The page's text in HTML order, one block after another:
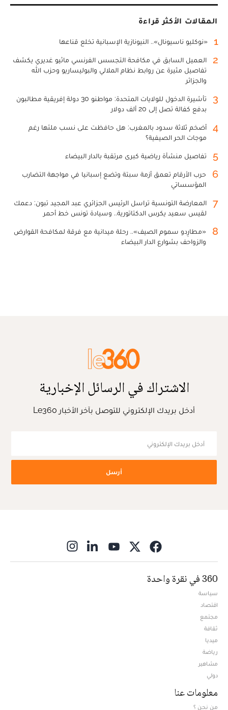
المقالات الأكثر قراءة
1 «نوكليو ناسيونال».. النيونازية الإسبانية تخلع قناعها
2
العميل السابق في مكافحة التجسس الفرنسي ماثيو غديري يكشف
تفاصيل مثيرة عن روابط نظام الملالي والبوليساريو وحزب الله
والجزائر
3
تأشيرة الدخول للولايات المتحدة: مواطنو 30 دولة إفريقية مطالبون
بدفع كفالة تصل إلى 20 ألف دولار
4
أضخم ثلاثة سدود بالمغرب: هل حافظت على نسب ملئها رغم
موجات الحر الصيفية؟
5 تفاصيل منشأة رياضية كبرى مرتقبة بالدار البيضاء
6
حرب الأرقام تعمق أزمة سبتة وتضع إسبانيا في مواجهة التضارب
المؤسساتي
7
المعارضة التونسية تراسل الرئيس الجزائري عبد المجيد تبون: دعمك
لقيس سعيد يكرس الدكتاتورية.. وسيادة تونس خط أحمر
8
«مطارِدو سموم الصيف».. رحلة ميدانية مع فرقة لمكافحة القوارض
والزواحف بشوارع الدار البيضاء
الاشتراك في الرسائل الإخبارية
أدخل بريدك الإلكتروني للتوصل بآخر الأخبار Le360
أرسل
360 في نقرة واحدة
سياسة
اقتصاد
مجتمع
ثقافة
ميديا
رياضة
مشاهير
دولي
معلومات عنا
من نحن ؟